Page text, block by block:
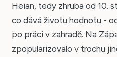
Heian, tedy zhruba od 10.
co dává životu hodnotu -
po práci v zahradě. Na
zpopularizovalo v trochu